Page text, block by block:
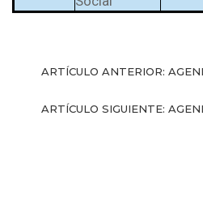
ARTÍCULO ANTERIOR:
ARTÍCULO SIGUIENTE: